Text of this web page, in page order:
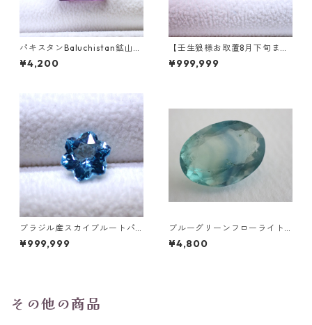
パキスタンBaluchistan鉱山産
フローライト スクエアカット
ルース 34.4ct 20 x 19.6 x 11
¥4,200
【壬生狼様お取置8月下旬ま
で】マダガスカル産スフェー
ン ラウンドカットルース 0.45
¥999,999
ブラジル産スカイブルートパ
ーズ スノーフレークカットル
ース 1.5ct 7.0mm*7.0mm*4.
¥999,999
ブルーグリーンフローライト
オーバルカットルース 10.2ct
15.4mm*11.1mm*8.0mm
¥4,800
その他の商品